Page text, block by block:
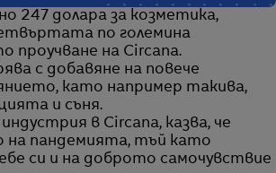
247 долара за козметика,
по големина
проучване на Circana.
с добавяне на повече
като например такива,
и съня.
в Circana, казва, че
на пандемията, тъй като
си и на доброто самочувствие